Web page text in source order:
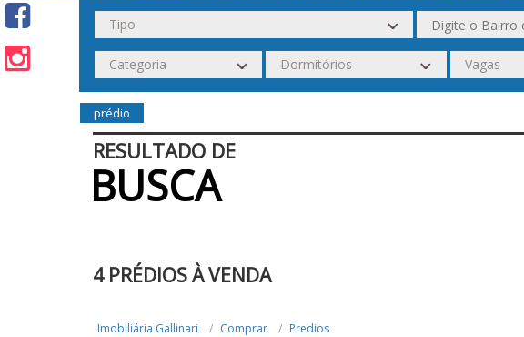
prédio
RESULTADO DE
BUSCA
4 PRÉDIOS À VENDA
Imobiliária Gallinari Comprar Predios